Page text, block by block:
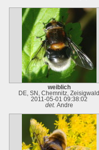
weiblich
DE, SN, Chemnitz, Zeisigwald
2011-05-01 09:38:02
det. Andre